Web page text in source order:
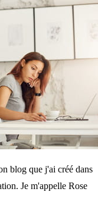
blog que j'ai créé dans
Je m'appelle Rose